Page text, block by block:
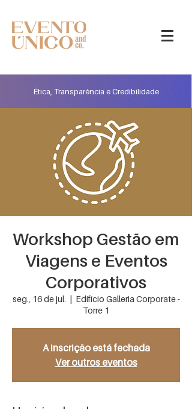
Ética, Transparência e Credibilidade
Workshop Gestão em
Viagens e Eventos
Corporativos
seg., 16 de jul.
  |
Edifício Galleria Corporate -
Torre 1
A inscrição está fechada
Ver outros eventos